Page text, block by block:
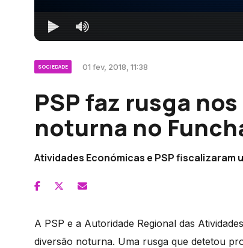
SOCIEDADE 01 fev, 2018, 11:38
PSP faz rusga
noturna no
Atividades Económicas e PSP fiscalizaram
A PSP e a Autoridade Regional das
diversão noturna. Uma rusga que detetou